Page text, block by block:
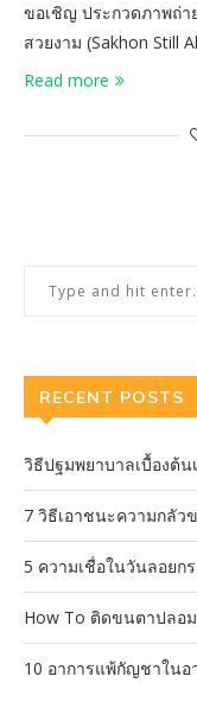
ขอเชิญ ประกวดภาพถ่า
สวยงาม (Sakhon Still
Read more
RECENT POSTS
วิธีปฐมพยาบาลเบื้องต้
7 วิธีเอาชนะความกลัวข
5 ความเชื่อในวันลอยก
How To ติดขนตาปลอม
10 อาการแพ้กัญชาใน